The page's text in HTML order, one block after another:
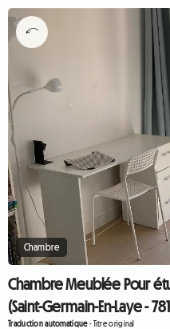
Chambre
Chambre Meublée Pour
(Saint-Germain-En-Laye -
Traduction automatique-Titre original